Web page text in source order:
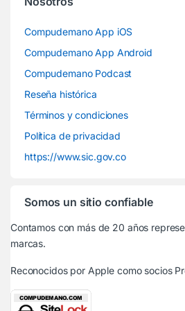
Compudemano App iOS
Compudemano App Android
Compudemano Podcast
Reseña histórica
Términos y condiciones
Política de privacidad
https://www.sic.gov.co
Somos un sitio confiable
Contamos con más de 20 años
marcas.
Reconocidos por Apple como socios